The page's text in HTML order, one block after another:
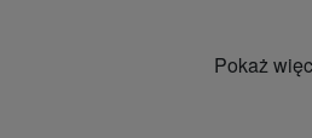
Pokaż